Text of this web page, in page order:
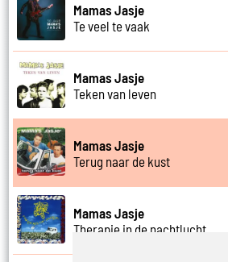
Mamas Jasje
Te veel te vaak
Mamas Jasje
Teken van leven
Mamas Jasje
Terug naar de kust
Mamas Jasje
Therapie in de nachtlucht